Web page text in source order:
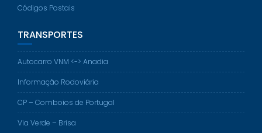
Códigos Postais
TRANSPORTES
Autocarro VNM <-> Anadia
Informação Rodoviária
CP – Comboios de Portugal
Via Verde – Brisa